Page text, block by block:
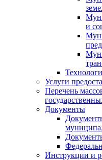
и
Услуги
Перечень
Документы
Инструкции и